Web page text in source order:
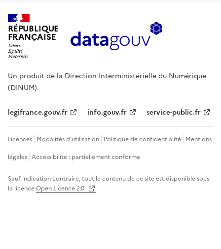
RÉPUBLIQUE
FRANÇAISE
Un produit de la Direction Interministérielle du Numérique
(DINUM).
legifrance.gouv.fr info.gouv.fr service-public.fr
Licences Modalités d'utilisation Politique de confidentialité Mentions
légales Accessibilité : partiellement conforme
Sauf indication contraire, tout le contenu de ce site est disponible sous
la licenceOpen Licence 2.0